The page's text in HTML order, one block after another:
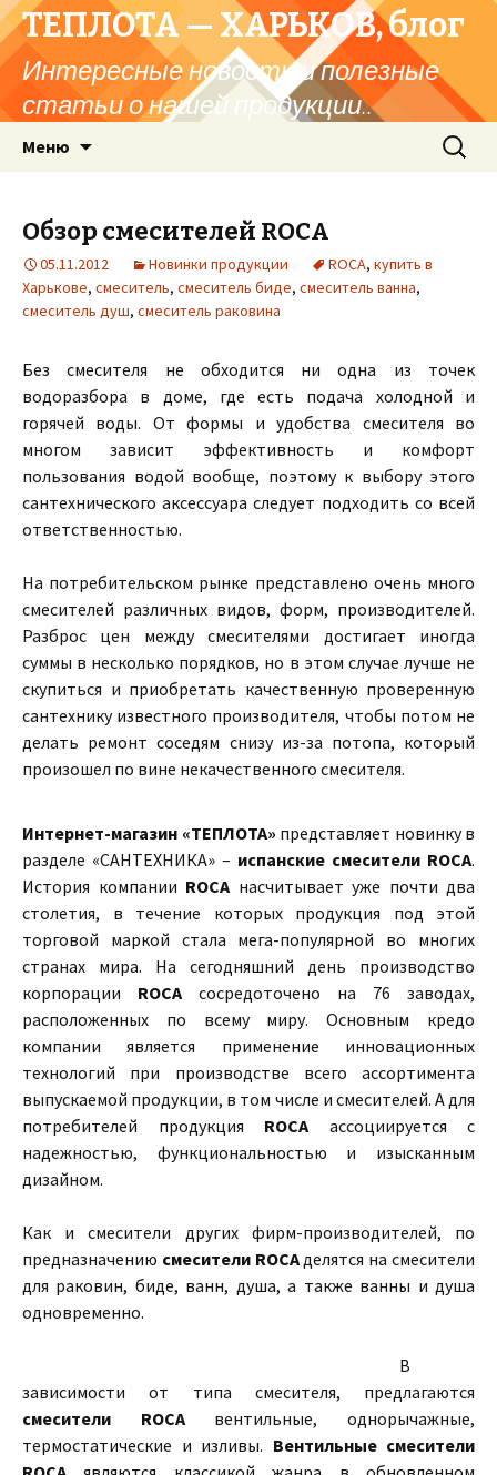
ТЕПЛОТА — ХАРЬКОВ, блог
Интересные новости и полезные
статьи о нашей продукции..
Меню Найти:
Обзор смесителей ROCA
05.11.2012 Новинки продукции ROCA, купить в
Харькове, смеситель, смеситель биде, смеситель ванна,
смеситель душ, смеситель раковина
Без смесителя не обходится ни одна из точек
водоразбора в доме, где есть подача холодной и
горячей воды. От формы и удобства смесителя во
многом зависит эффективность и комфорт
пользования водой вообще, поэтому к выбору этого
сантехнического аксессуара следует подходить со всей
ответственностью.
На потребительском рынке представлено очень много
смесителей различных видов, форм, производителей.
Разброс цен между смесителями достигает иногда
суммы в несколько порядков, но в этом случае лучше не
скупиться и приобретать качественную проверенную
сантехнику известного производителя, чтобы потом не
делать ремонт соседям снизу из-за потопа, который
произошел по вине некачественного смесителя.
Интернет-магазин «ТЕПЛОТА» представляет новинку в
разделе «САНТЕХНИКА» – испанские смесители ROCA.
История компании ROCAнасчитывает уже почти два
столетия, в течение которых продукция под этой
торговой маркой стала мега-популярной во многих
странах мира. На сегодняшний день производство
корпорации ROCAсосредоточено на 76 заводах,
расположенных по всему миру. Основным кредо
компании является применение инновационных
технологий при производстве всего ассортимента
выпускаемой продукции, в том числе и смесителей. А для
потребителей продукция ROCAассоциируется с
надежностью, функциональностью и изысканным
дизайном.
Как и смесители других фирм-производителей, по
предназначению смесители ROCAделятся на смесители
для раковин, биде, ванн, душа, а также ванны и душа
одновременно.
В
зависимости от типа смесителя, предлагаются
смесители ROCAвентильные, однорычажные,
термостатические и изливы. Вентильные смесители